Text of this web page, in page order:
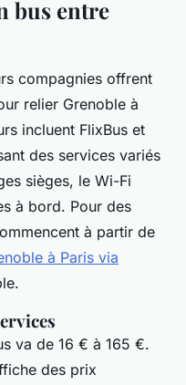
bus entre
compagnies offrent
relier Grenoble à
incluent FlixBus et
des services variés
sièges, le Wi-Fi
à bord. Pour des
à partir de
à Paris via
va de 16 € à 165 €.
des prix